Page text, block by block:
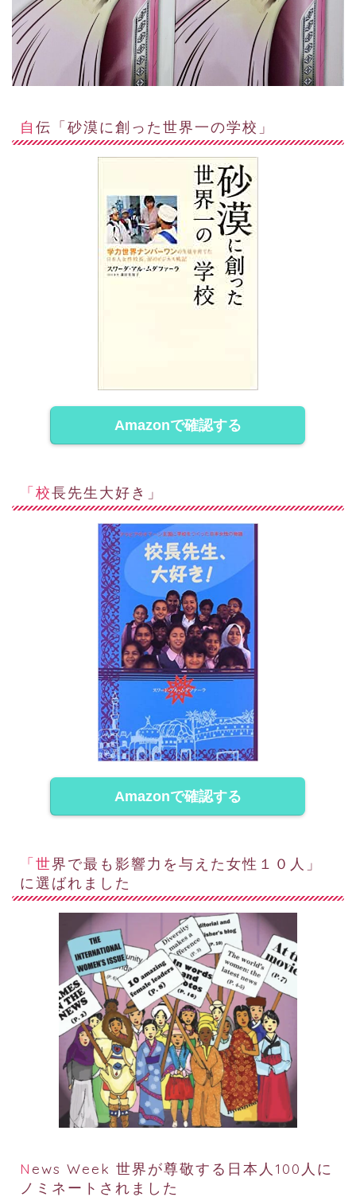
自伝「砂漠に創った世界一の学校」
Amazonで確認する
「校長先生大好き」
Amazonで確認する
「世界で最も影響力を与えた女性１０人」
に選ばれました
News Week 世界が尊敬する日本人100人に
ノミネートされました